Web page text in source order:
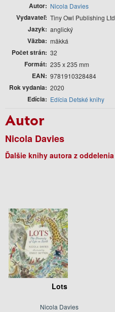
Autor Nicola Davies
Vydavateľ Tiny Owl Publishing Ltd
Jazyk anglický
Väzba mäkká
Počet strán 32
Formát 235 x 235 mm
EAN 9781910328484
Rok vydania 2020
Edícia Edícia Detské knihy
Autor
Nicola Davies
Ďalšie knihy autora z oddelenia
Lots
Nicola Davies